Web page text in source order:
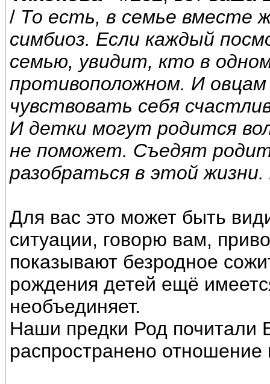
/ То есть, в семье вместе
симбиоз. Если каждый
семью, увидит, кто в
противоположном. И
чувствовать себя
И детки могут родится
не поможет. Съедят
разобраться в этой жизни.
Для вас это может быть
ситуации, говорю вам,
показывают безродное
рождения детей ещё
необъединяет.
Наши предки Род почитали
распространено